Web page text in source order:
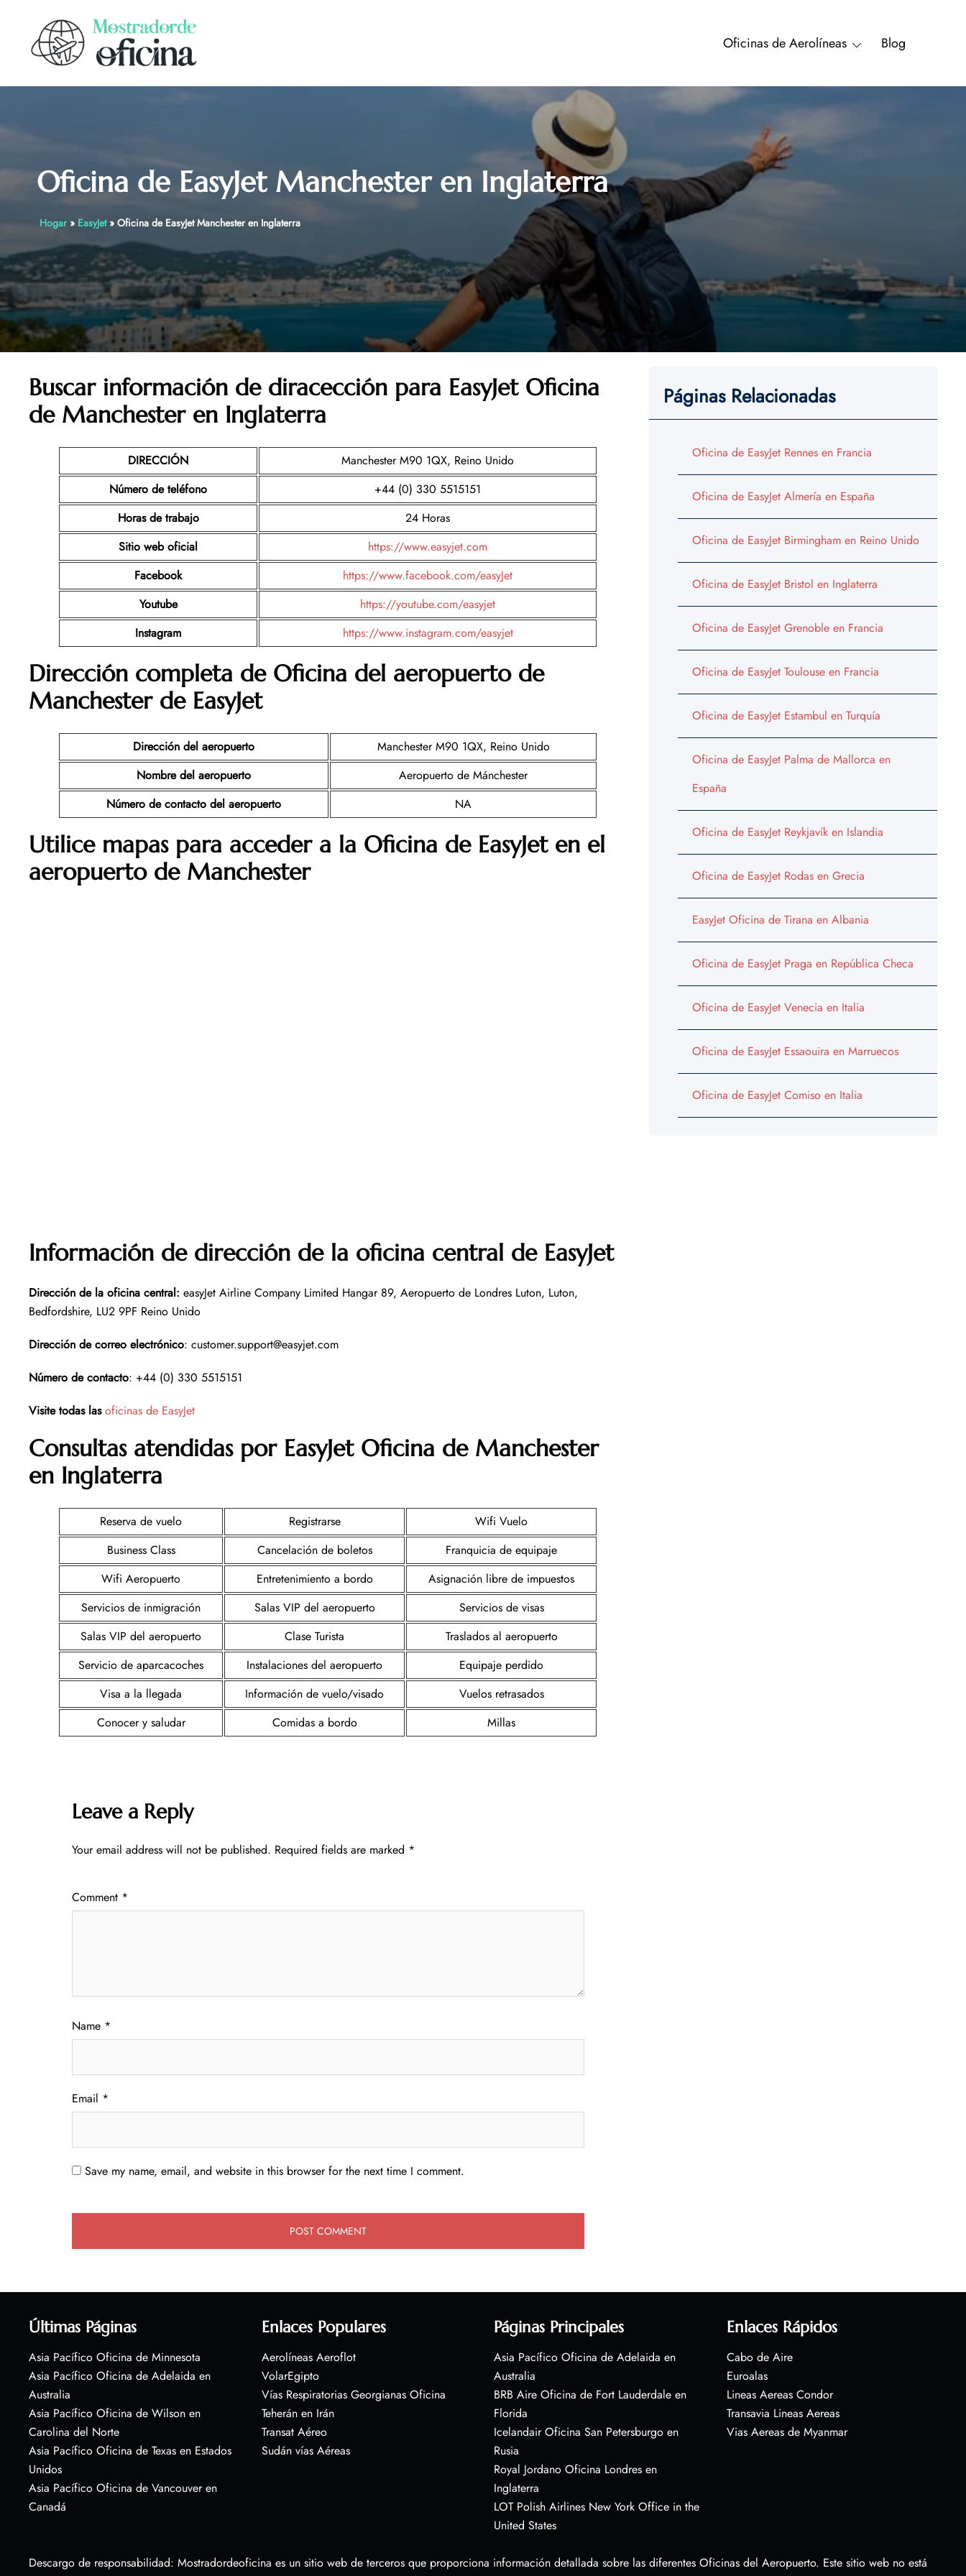
content
Oficinas de Aerolíneas Blog
Oficina de EasyJet Manchester en Inglaterra
Hogar» EasyJet» Oficina de EasyJet Manchester en Inglaterra
Buscar información de diracección para EasyJet Oficina
de Manchester en Inglaterra
DIRECCIÓN
Manchester M90 1QX, Reino Unido
Número de teléfono
+44 (0) 330 5515151
Horas de trabajo
24 Horas
Sitio web oficial
https://www.easyjet.com
Facebook
https://www.facebook.com/easyJet
Youtube
https://youtube.com/easyjet
Instagram
https://www.instagram.com/easyjet
Dirección completa de Oficina del aeropuerto de
Manchester de EasyJet
Dirección del aeropuerto
Manchester M90 1QX, Reino Unido
Nombre del aeropuerto
Aeropuerto de Mánchester
Número de contacto del aeropuerto
NA
Utilice mapas para acceder a la Oficina de EasyJet en el
aeropuerto de Manchester
Información de dirección de la oficina central de EasyJet
Dirección de la oficina central: easyJet Airline Company Limited Hangar 89, Aeropuerto de Londres Luton, Luton,
Bedfordshire, LU2 9PF Reino Unido
Dirección de correo electrónico: customer.support@easyjet.com
Número de contacto: +44 (0) 330 5515151
Visite todas las oficinas de EasyJet
Consultas atendidas por EasyJet Oficina de Manchester
en Inglaterra
Reserva de vuelo Registrarse
Wifi Vuelo
Business Class
Cancelación de boletos
Franquicia de equipaje
Wifi Aeropuerto
Entretenimiento a bordo
Asignación libre de impuestos
Servicios de inmigración
Salas VIP del aeropuerto
Servicios de visas
Salas VIP del aeropuerto
Clase Turista
Traslados al aeropuerto
Servicio de aparcacoches
Instalaciones del aeropuerto
Equipaje perdido
Visa a la llegada
Información de vuelo/visado
Vuelos retrasados
Conocer y saludar
Comidas a bordo Millas
Leave a Reply
Your email address will not be published. Required fields are marked *
Comment *
Name *
Email *
Save my name, email, and website in this browser for the next time I comment.
Páginas Relacionadas
Oficina de EasyJet Rennes en Francia
Oficina de EasyJet Almería en España
Oficina de EasyJet Birmingham en Reino Unido
Oficina de EasyJet Bristol en Inglaterra
Oficina de EasyJet Grenoble en Francia
Oficina de EasyJet Toulouse en Francia
Oficina de EasyJet Estambul en Turquía
Oficina de EasyJet Palma de Mallorca en
España
Oficina de EasyJet Reykjavík en Islandia
Oficina de EasyJet Rodas en Grecia
EasyJet Oficina de Tirana en Albania
Oficina de EasyJet Praga en República Checa
Oficina de EasyJet Venecia en Italia
Oficina de EasyJet Essaouira en Marruecos
Oficina de EasyJet Comiso en Italia
Últimas Páginas
Asia Pacífico Oficina de Minnesota
Asia Pacífico Oficina de Adelaida en
Australia
Asia Pacífico Oficina de Wilson en
Carolina del Norte
Asia Pacífico Oficina de Texas en Estados
Unidos
Asia Pacífico Oficina de Vancouver en
Canadá
Enlaces Populares
Aerolíneas Aeroflot
VolarEgipto
Vías Respiratorias Georgianas Oficina
Teherán en Irán
Transat Aéreo
Sudán vías Aéreas
Páginas Principales
Asia Pacífico Oficina de Adelaida en
Australia
BRB Aire Oficina de Fort Lauderdale en
Florida
Icelandair Oficina San Petersburgo en
Rusia
Royal Jordano Oficina Londres en
Inglaterra
LOT Polish Airlines New York Office in the
United States
Enlaces Rápidos
Cabo de Aire
Euroalas
Lineas Aereas Condor
Transavia Lineas Aereas
Vias Aereas de Myanmar
Descargo de responsabilidad: Mostradordeoficina es un sitio web de terceros que proporciona información detallada sobre las diferentes Oficinas del Aeropuerto. Este sitio web no está